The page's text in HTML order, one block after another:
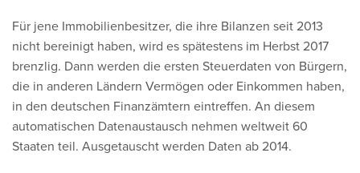
Für jene Immobilienbesitzer, die ihre Bilanzen seit 2013
nicht bereinigt haben, wird es spätestens im Herbst 2017
brenzlig. Dann werden die ersten Steuerdaten von Bürgern,
die in anderen Ländern Vermögen oder Einkommen haben,
in den deutschen Finanzämtern eintreffen. An diesem
automatischen Datenaustausch nehmen weltweit 60
Staaten teil. Ausgetauscht werden Daten ab 2014.